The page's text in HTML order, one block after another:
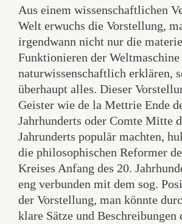
Aus einem wissenschaftlichen
Welt erwuchs die Vorstellung,
irgendwann nicht nur die
Funktionieren der Weltmaschine
naturwissenschaftlich erklären,
überhaupt alles. Dieser
Geister wie de la Mettrie Ende
Jahrhunderts oder Comte Mitte
Jahrunderts populär machten,
die philosophischen Reformer
Kreises Anfang des 20.
eng verbunden mit dem sog.
der Vorstellung, man könnte
klare Sätze und